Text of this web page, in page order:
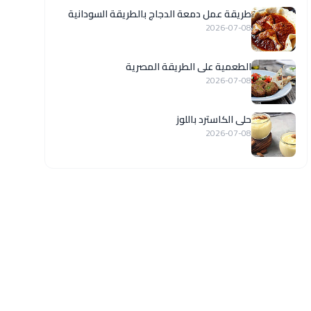
طريقة عمل دمعة الدجاج بالطريقة السودانية
2026-07-08
الطعمية على الطريقة المصرية
2026-07-08
حلى الكاسترد باللوز
2026-07-08